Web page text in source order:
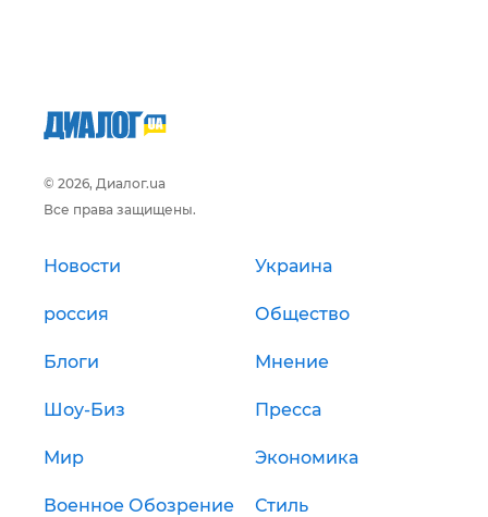
© 2026, Диалог.ua
Все права защищены.
Новости Украина
россия Общество
Блоги Мнение
Шоу-Биз Пресса
Мир Экономика
Военное Обозрение Стиль